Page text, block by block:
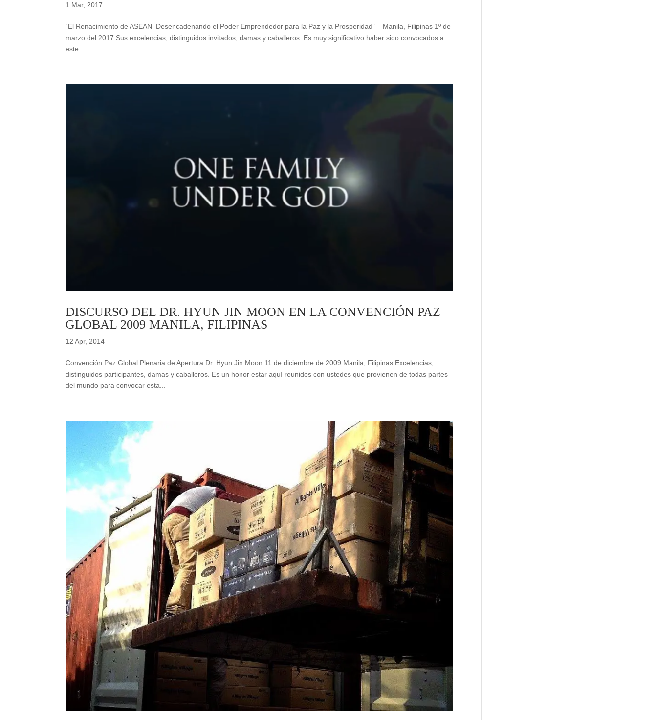
1 Mar, 2017
“El Renacimiento de ASEAN: Desencadenando el Poder Emprendedor para la Paz y la Prosperidad” – Manila, Filipinas 1º de
marzo del 2017 Sus excelencias, distinguidos invitados, damas y caballeros: Es muy significativo haber sido convocados a
este...
DISCURSO DEL DR. HYUN JIN MOON EN LA CONVENCIÓN PAZ
GLOBAL 2009 MANILA, FILIPINAS
12 Apr, 2014
Convención Paz Global Plenaria de Apertura Dr. Hyun Jin Moon 11 de diciembre de 2009 Manila, Filipinas Excelencias,
distinguidos participantes, damas y caballeros. Es un honor estar aquí reunidos con ustedes que provienen de todas partes
del mundo para convocar esta...